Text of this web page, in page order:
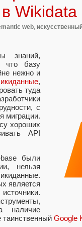
Wikidata
web,
знаний,
что базу
нежно и
,
туда
с
миграции.
хороших
API
были
нельзя
является
наличие
Google